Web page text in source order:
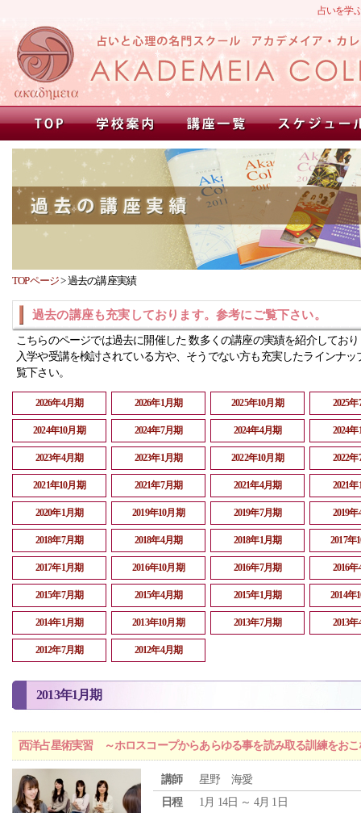
占いを学
TOPページ>過去の講座実績
過去の講座も充実しております。参考にご覧下さい。
こちらのページでは過去に開催した 数多くの講座の実績を紹介してお
入学や受講を検討されている方や、そうでない方も充実したラインナッ
覧下さい。
2026年4月期 2026年1月期 2025年10月期 2025
2024年10月期 2024年7月期 2024年4月期 2024
2023年4月期 2023年1月期 2022年10月期 2022
2021年10月期 2021年7月期 2021年4月期 2021
2020年1月期 2019年10月期 2019年7月期 2019
2018年7月期 2018年4月期 2018年1月期 2017年
2017年1月期 2016年10月期 2016年7月期 2016
2015年7月期 2015年4月期 2015年1月期 2014年
2014年1月期 2013年10月期 2013年7月期 2013
2012年7月期 2012年4月期
2013年1月期
西洋占星術実習 ～ホロスコープからあらゆる事を読み取る訓練をおこ
講師
星野 海愛
日程
1月 14日 ～ 4月 1日